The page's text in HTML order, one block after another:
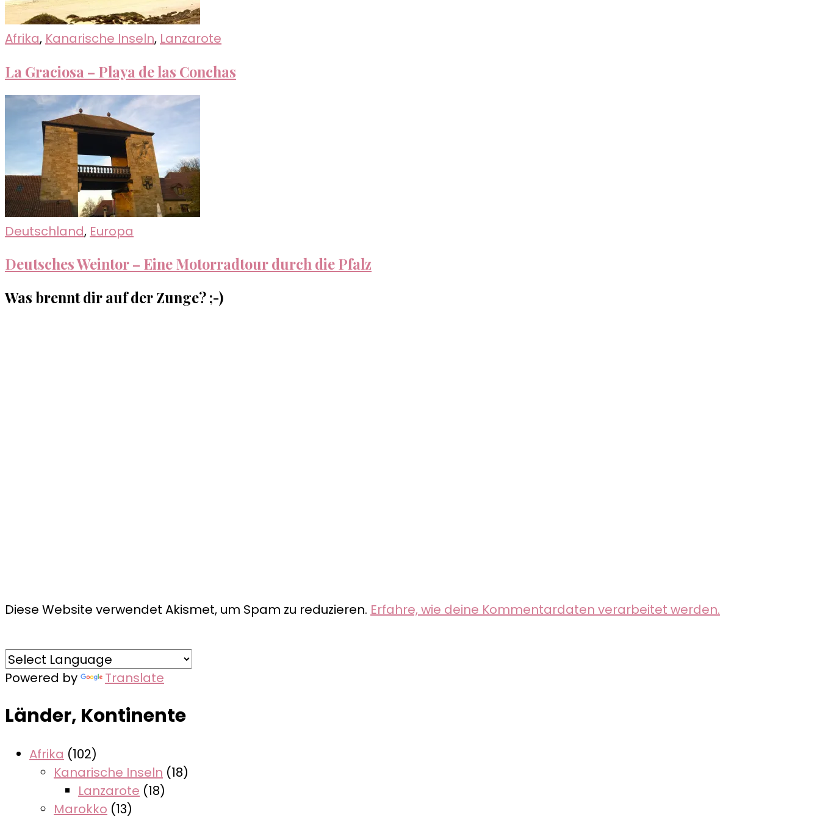
Afrika, Kanarische Inseln, Lanzarote
La Graciosa – Playa de las Conchas
Deutschland, Europa
Deutsches Weintor – Eine Motorradtour durch die Pfalz
Was brennt dir auf der Zunge? ;-)
Diese Website verwendet Akismet, um Spam zu reduzieren. Erfahre, wie deine Kommentardaten verarbeitet werden.
Powered by Translate
Länder, Kontinente
Afrika (102)
Kanarische Inseln (18)
Lanzarote (18)
Marokko (13)